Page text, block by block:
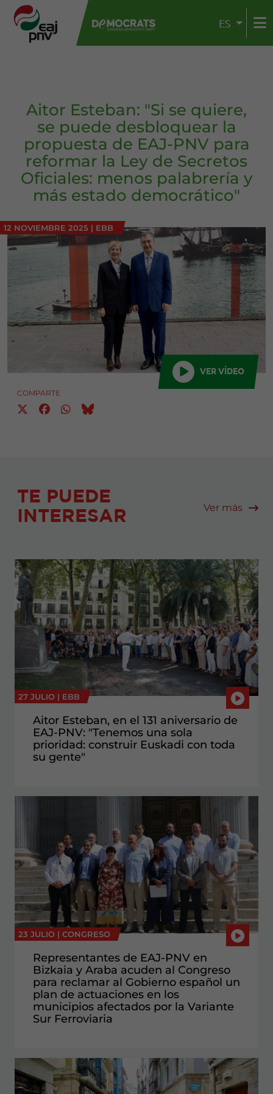
ES
Aitor Esteban: "Si se quiere,
se puede desbloquear la
propuesta de EAJ-PNV para
reformar la Ley de Secretos
Oficiales: menos palabrería y
más estado democrático"
12 NOVIEMBRE 2025 | EBB
VER VÍDEO
COMPARTE
TE PUEDE
INTERESAR
Ver más
27 JULIO | EBB
Aitor Esteban, en el 131 aniversario de
EAJ-PNV: "Tenemos una sola
prioridad: construir Euskadi con toda
su gente"
23 JULIO | CONGRESO
Representantes de EAJ-PNV en
Bizkaia y Araba acuden al Congreso
para reclamar al Gobierno español un
plan de actuaciones en los
municipios afectados por la Variante
Sur Ferroviaria